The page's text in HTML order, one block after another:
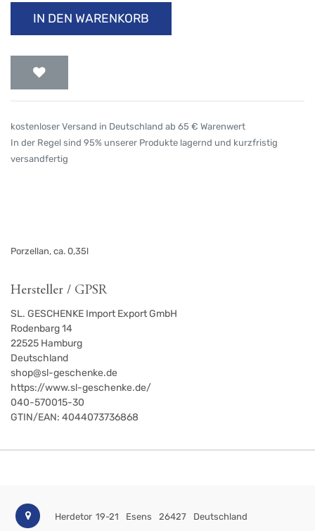
IN DEN WARENKORB
kostenloser Versand in Deutschland ab 65 € Warenwert
In der Regel sind 95% unserer Produkte lagernd und kurzfristig
versandfertig
Porzellan, ca. 0,35l
Hersteller / GPSR
SL. GESCHENKE Import Export GmbH
Rodenbarg 14
22525 Hamburg
Deutschland
shop@sl-geschenke.de
https://www.sl-geschenke.de/
040-570015-30
GTIN/EAN: 4044073736868
Herdetor 19-21 Esens 26427 Deutschland